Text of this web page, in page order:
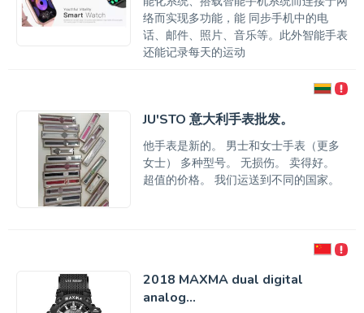
络而实现多功能，能 同步手机中的电
话、邮件、照片、音乐等。此外智能手表
还能记录每天的运动
JU'STO 意大利手表批发。
他手表是新的。 男士和女士手表（更多
女士） 多种型号。 无损伤。 卖得好。
超值的价格。 我们运送到不同的国家。
2018 MAXMA dual digital
analog...